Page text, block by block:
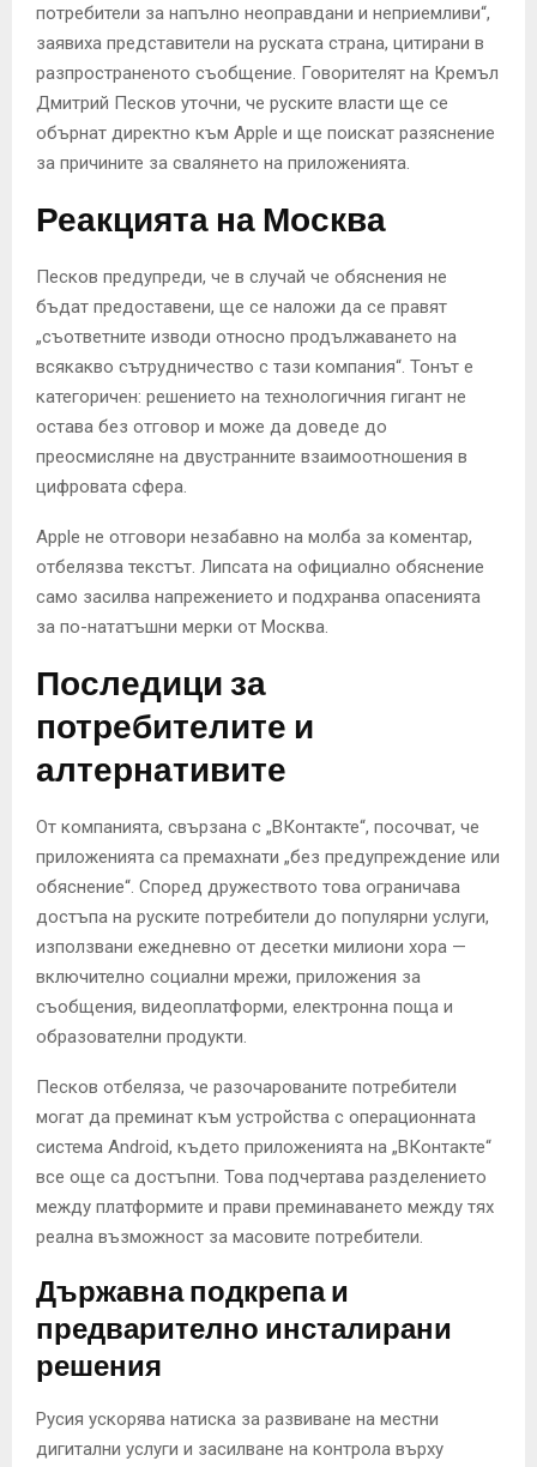
потребители за напълно неоправдани и неприемливи“,
заявиха представители на руската страна, цитирани в
разпространеното съобщение. Говорителят на Кремъл
Дмитрий Песков уточни, че руските власти ще се
обърнат директно към Apple и ще поискат разяснение
за причините за свалянето на приложенията.
Реакцията на Москва
Песков предупреди, че в случай че обяснения не
бъдат предоставени, ще се наложи да се правят
„съответните изводи относно продължаването на
всякакво сътрудничество с тази компания“. Тонът е
категоричен: решението на технологичния гигант не
остава без отговор и може да доведе до
преосмисляне на двустранните взаимоотношения в
цифровата сфера.
Apple не отговори незабавно на молба за коментар,
отбелязва текстът. Липсата на официално обяснение
само засилва напрежението и подхранва опасенията
за по-нататъшни мерки от Москва.
Последици за
потребителите и
алтернативите
От компанията, свързана с „ВКонтакте“, посочват, че
приложенията са премахнати „без предупреждение или
обяснение“. Според дружеството това ограничава
достъпа на руските потребители до популярни услуги,
използвани ежедневно от десетки милиони хора —
включително социални мрежи, приложения за
съобщения, видеоплатформи, електронна поща и
образователни продукти.
Песков отбеляза, че разочарованите потребители
могат да преминат към устройства с операционната
система Android, където приложенията на „ВКонтакте“
все още са достъпни. Това подчертава разделението
между платформите и прави преминаването между тях
реална възможност за масовите потребители.
Държавна подкрепа и
предварително инсталирани
решения
Русия ускорява натиска за развиване на местни
дигитални услуги и засилване на контрола върху